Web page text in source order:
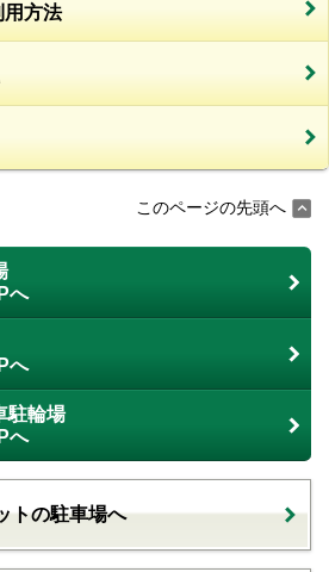
用方法
このページの先頭へ
へ
へ
駐輪場
へ
トの駐車場へ